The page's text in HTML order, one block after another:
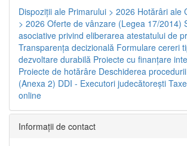
Dispoziţii ale Primarului > 2026 Hotărâri ale
> 2026 Oferte de vânzare (Legea 17/2014)
asociative privind eliberarea atestatului de
Transparenţa decizională Formulare cereri
dezvoltare durabilă Proiecte cu finanţare
Proiecte de hotărâre Deschiderea
(Anexa 2) DDI - Executori judecătorești
online
Informaţii de contact